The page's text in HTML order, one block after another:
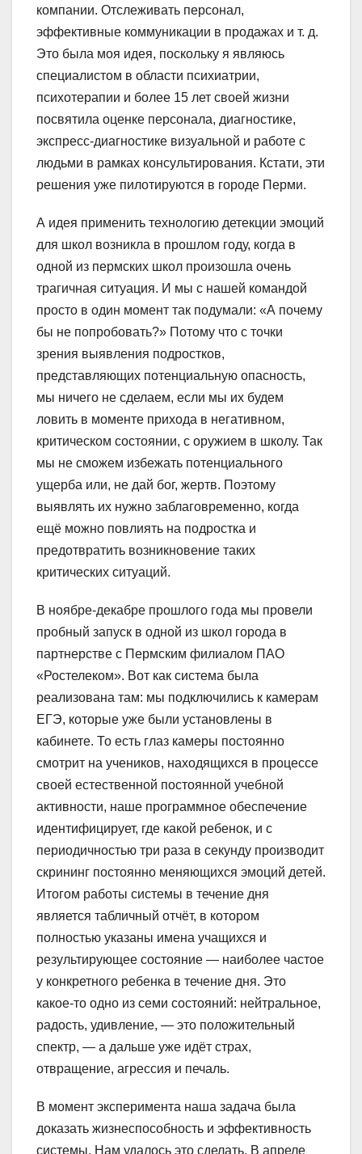
компании. Отслеживать персонал,
эффективные коммуникации в продажах и т. д.
Это была моя идея, поскольку я являюсь
специалистом в области психиатрии,
психотерапии и более 15 лет своей жизни
посвятила оценке персонала, диагностике,
экспресс-диагностике визуальной и работе с
людьми в рамках консультирования. Кстати, эти
решения уже пилотируются в городе Перми.
А идея применить технологию детекции эмоций
для школ возникла в прошлом году, когда в
одной из пермских школ произошла очень
трагичная ситуация. И мы с нашей командой
просто в один момент так подумали: «А почему
бы не попробовать?» Потому что с точки
зрения выявления подростков,
представляющих потенциальную опасность,
мы ничего не сделаем, если мы их будем
ловить в моменте прихода в негативном,
критическом состоянии, с оружием в школу. Так
мы не сможем избежать потенциального
ущерба или, не дай бог, жертв. Поэтому
выявлять их нужно заблаговременно, когда
ещё можно повлиять на подростка и
предотвратить возникновение таких
критических ситуаций.
В ноябре-декабре прошлого года мы провели
пробный запуск в одной из школ города в
партнерстве с Пермским филиалом ПАО
«Ростелеком». Вот как система была
реализована там: мы подключились к камерам
ЕГЭ, которые уже были установлены в
кабинете. То есть глаз камеры постоянно
смотрит на учеников, находящихся в процессе
своей естественной постоянной учебной
активности, наше программное обеспечение
идентифицирует, где какой ребенок, и с
периодичностью три раза в секунду производит
скрининг постоянно меняющихся эмоций детей.
Итогом работы системы в течение дня
является табличный отчёт, в котором
полностью указаны имена учащихся и
результирующее состояние — наиболее частое
у конкретного ребенка в течение дня. Это
какое-то одно из семи состояний: нейтральное,
радость, удивление, — это положительный
спектр, — а дальше уже идёт страх,
отвращение, агрессия и печаль.
В момент эксперимента наша задача была
доказать жизнеспособность и эффективность
системы. Нам удалось это сделать. В апреле